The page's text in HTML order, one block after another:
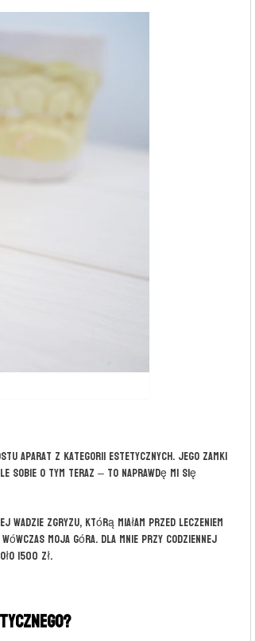
aparat z kategorii estetycznych. Jego zamki
sobie o tym teraz – to naprawdę mi się
zgryzu, którą miałam przed leczeniem
moja góra. Dla mnie przy codziennej
1500 zł.